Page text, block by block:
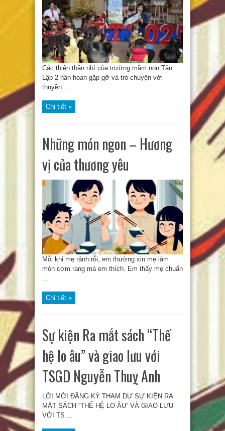
Các thiên thần nhí của trường mầm non Tân
Lập 2 hân hoan gặp gỡ và trò chuyện với
thuyền ...
Chi tiết »
Những món ngon – Hương
vị của thương yêu
Mỗi khi mẹ rảnh rỗi, em thường xin mẹ làm
món cơm rang mà em thích. Em thấy mẹ chuẩn
...
Chi tiết »
Sự kiện Ra mắt sách “Thế
hệ lo âu” và giao lưu với
TSGD Nguyễn Thuỵ Anh
LỜI MỜI ĐĂNG KÝ THAM DỰ SỰ KIỆN RA
MẮT SÁCH “THẾ HỆ LO ÂU” VÀ GIAO LƯU
VỚI TS ...